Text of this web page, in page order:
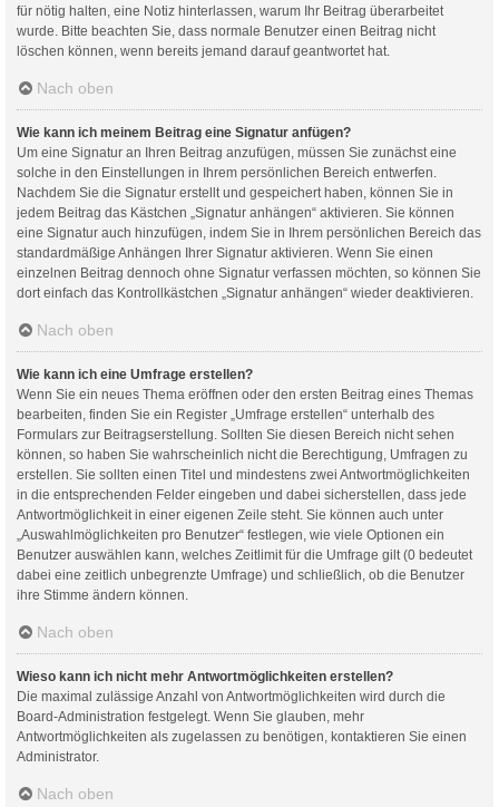
für nötig halten, eine Notiz hinterlassen, warum Ihr Beitrag überarbeitet
wurde. Bitte beachten Sie, dass normale Benutzer einen Beitrag nicht
löschen können, wenn bereits jemand darauf geantwortet hat.
Nach oben
Wie kann ich meinem Beitrag eine Signatur anfügen?
Um eine Signatur an Ihren Beitrag anzufügen, müssen Sie zunächst eine
solche in den Einstellungen in Ihrem persönlichen Bereich entwerfen.
Nachdem Sie die Signatur erstellt und gespeichert haben, können Sie in
jedem Beitrag das Kästchen „Signatur anhängen“ aktivieren. Sie können
eine Signatur auch hinzufügen, indem Sie in Ihrem persönlichen Bereich das
standardmäßige Anhängen Ihrer Signatur aktivieren. Wenn Sie einen
einzelnen Beitrag dennoch ohne Signatur verfassen möchten, so können Sie
dort einfach das Kontrollkästchen „Signatur anhängen“ wieder deaktivieren.
Nach oben
Wie kann ich eine Umfrage erstellen?
Wenn Sie ein neues Thema eröffnen oder den ersten Beitrag eines Themas
bearbeiten, finden Sie ein Register „Umfrage erstellen“ unterhalb des
Formulars zur Beitragserstellung. Sollten Sie diesen Bereich nicht sehen
können, so haben Sie wahrscheinlich nicht die Berechtigung, Umfragen zu
erstellen. Sie sollten einen Titel und mindestens zwei Antwortmöglichkeiten
in die entsprechenden Felder eingeben und dabei sicherstellen, dass jede
Antwortmöglichkeit in einer eigenen Zeile steht. Sie können auch unter
„Auswahlmöglichkeiten pro Benutzer“ festlegen, wie viele Optionen ein
Benutzer auswählen kann, welches Zeitlimit für die Umfrage gilt (0 bedeutet
dabei eine zeitlich unbegrenzte Umfrage) und schließlich, ob die Benutzer
ihre Stimme ändern können.
Nach oben
Wieso kann ich nicht mehr Antwortmöglichkeiten erstellen?
Die maximal zulässige Anzahl von Antwortmöglichkeiten wird durch die
Board-Administration festgelegt. Wenn Sie glauben, mehr
Antwortmöglichkeiten als zugelassen zu benötigen, kontaktieren Sie einen
Administrator.
Nach oben